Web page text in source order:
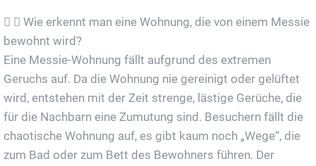
Wie erkennt man eine Wohnung, die von einem Messie
bewohnt wird?
Eine Messie-Wohnung fällt aufgrund des extremen
Geruchs auf. Da die Wohnung nie gereinigt oder gelüftet
wird, entstehen mit der Zeit strenge, lästige Gerüche, die
für die Nachbarn eine Zumutung sind. Besuchern fällt die
chaotische Wohnung auf, es gibt kaum noch „Wege“, die
zum Bad oder zum Bett des Bewohners führen. Der